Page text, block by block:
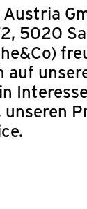
Austria
5020
auf